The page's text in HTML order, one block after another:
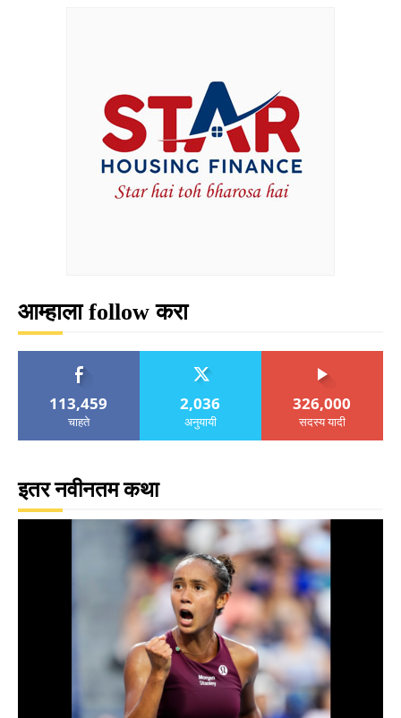
आम्हाला follow करा
113,459
चाहते
2,036
अनुयायी
326,000
सदस्य यादी
इतर नवीनतम कथा